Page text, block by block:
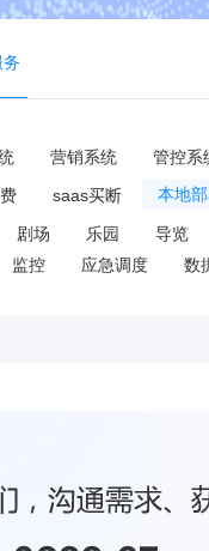
营销系统 管控系
saas买断 本地
剧场 乐园 导览
监控 应急调度 数